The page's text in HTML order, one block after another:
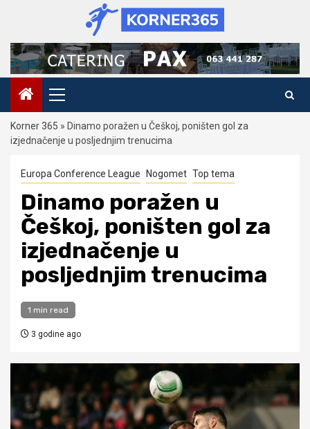
content
Primary
Menu
Korner 365 » Dinamo poražen u Češkoj, poništen gol za
izjednačenje u posljednjim trenucima
Europa Conference League Nogomet Top tema
Dinamo poražen u
Češkoj, poništen gol za
izjednačenje u
posljednjim trenucima
1 min read
3 godine ago